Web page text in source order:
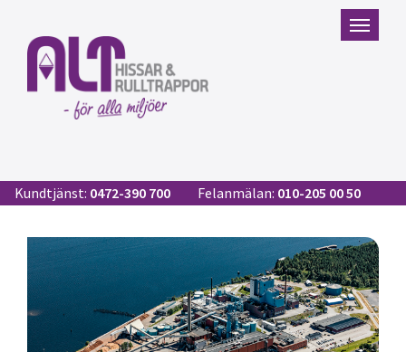
Kundtjänst: 0472-390 700 Felanmälan: 010-205 00 50